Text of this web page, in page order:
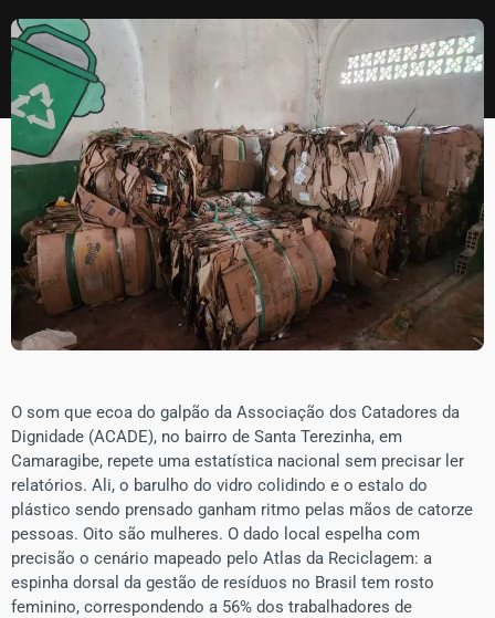
​O som que ecoa do galpão da Associação dos Catadores da
Dignidade (ACADE), no bairro de Santa Terezinha, em
Camaragibe, repete uma estatística nacional sem precisar ler
relatórios. Ali, o barulho do vidro colidindo e o estalo do
plástico sendo prensado ganham ritmo pelas mãos de catorze
pessoas. Oito são mulheres. O dado local espelha com
precisão o cenário mapeado pelo Atlas da Reciclagem: a
espinha dorsal da gestão de resíduos no Brasil tem rosto
feminino, correspondendo a 56% dos trabalhadores de